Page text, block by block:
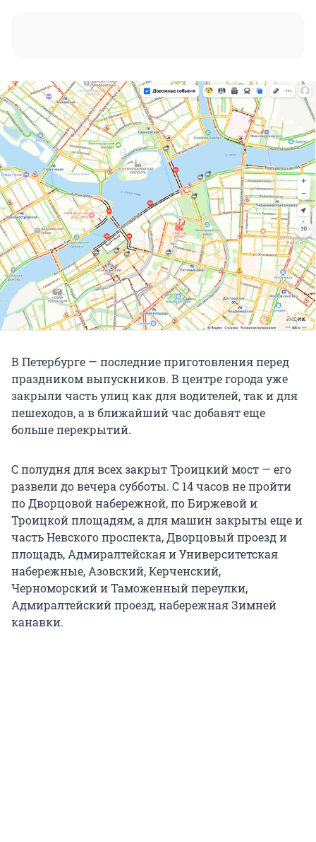
В Петербурге — последние приготовления перед
праздником выпускников. В центре города уже
закрыли часть улиц как для водителей, так и для
пешеходов, а в ближайший час добавят еще
больше перекрытий.
С полудня для всех закрыт Троицкий мост — его
развели до вечера субботы. С 14 часов не пройти
по Дворцовой набережной, по Биржевой и
Троицкой площадям, а для машин закрыты еще и
часть Невского проспекта, Дворцовый проезд и
площадь, Адмиралтейская и Университетская
набережные, Азовский, Керченский,
Черноморский и Таможенный переулки,
Адмиралтейский проезд, набережная Зимней
канавки.